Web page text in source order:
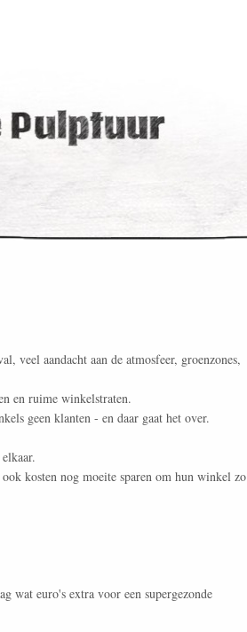
aandacht aan de atmosfeer, groenzones,
en ruime winkelstraten.
geen klanten - en daar gaat het over.
kosten nog moeite sparen om hun winkel zo
wat euro's extra voor een supergezonde